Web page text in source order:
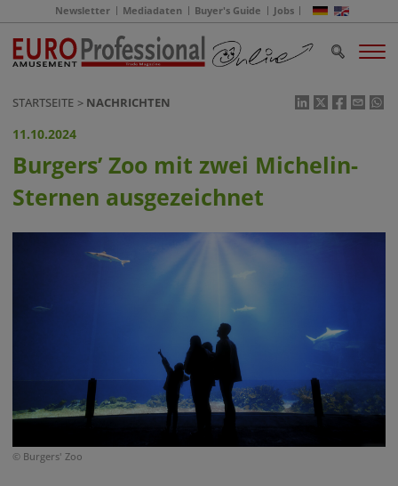
Newsletter Mediadaten Buyer's Guide Jobs
STARTSEITE NACHRICHTEN
11.10.2024
Burgers’ Zoo mit zwei Michelin-
Sternen ausgezeichnet
© Burgers' Zoo